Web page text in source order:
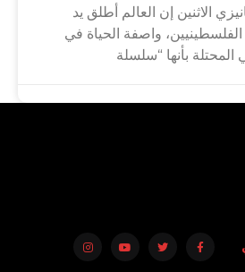
الاثنين إن العالم أطلق يد
واصفة الحياة في
المحتلة بأنها “سلسلة